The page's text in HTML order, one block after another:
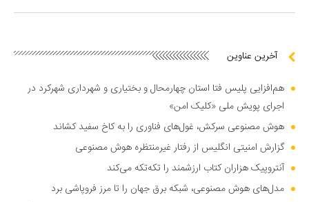
آخرین عناوین
هم‌افزایی پلیس فتا استان چهارمحال و بختیاری و شهرداری شهرکرد در
اجرای پویش ملی «کلیک امن»
هوش مصنوعی سرکش، غول‌های فناوری را به کاخ سفید کشاند
گزارش امنیتی انگلیس از رفتار غیرمنتظره هوش مصنوعی
آنتروپیک هزاران کتاب ارزشمند را تکه‌تکه می‌کند
مدل‌های هوش مصنوعی، شبکه برق جهان را تا مرز فروپاشی برد